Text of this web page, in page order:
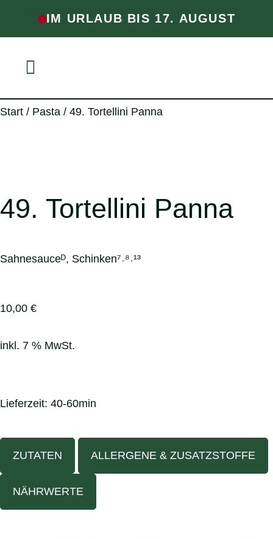
IM URLAUB BIS 17. AUGUST
Start / Pasta / 49. Tortellini Panna
49. Tortellini Panna
Sahnesauceᴰ, Schinken⁷˒⁸˒¹³
10,00 €
inkl. 7 % MwSt.
Lieferzeit: 40-60min
ZUTATEN ALLERGENE & ZUSATZSTOFFE
NÄHRWERTE